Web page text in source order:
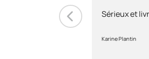
Sérieux et
Karine Plantin